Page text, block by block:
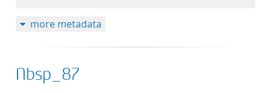
more metadata
Nbsp_87